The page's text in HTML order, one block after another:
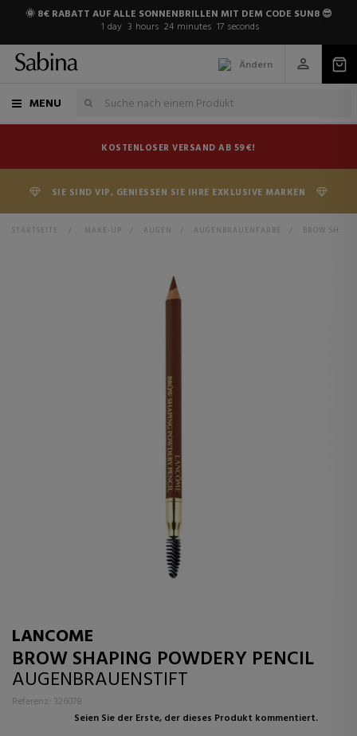
🌞 8€ RABATT AUF ALLE SONNENBRILLEN MIT DEM CODE SUN8 😎
1 day 3 hours 24 minutes 17 seconds
Ändern
MENU
KOSTENLOSER VERSAND AB 59€!
SIE SIND VIP, GENIESSEN SIE IHRE EXKLUSIVE MARKEN
STARTSEITE > MAKE-UP > AUGEN > AUGENBRAUENFARBE > BROW SHAPING POWDERY PENCIL AUGENBRAUENSTIFT
LANCOME
BROW SHAPING POWDERY PENCIL
AUGENBRAUENSTIFT
Referenz: 326078
Seien Sie der Erste, der dieses Produkt kommentiert.